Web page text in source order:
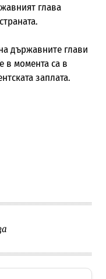
глава
държавните глави
в момента са в
заплата.